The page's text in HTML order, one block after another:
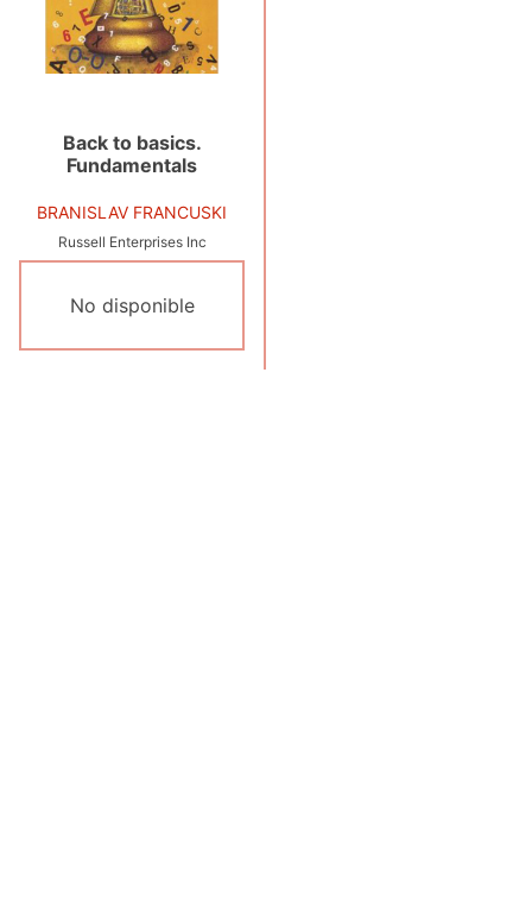
Back to basics.
Fundamentals
BRANISLAV FRANCUSKI
Russell Enterprises Inc
No disponible